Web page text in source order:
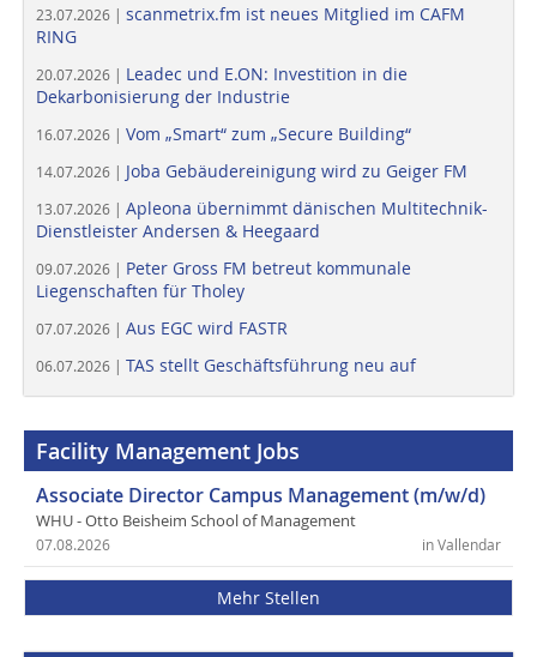
23.07.2026 | scanmetrix.fm ist neues Mitglied im CAFM
RING
20.07.2026 | Leadec und E.ON: Investition in die
Dekarbonisierung der Industrie
16.07.2026 | Vom „Smart“ zum „Secure Building“
14.07.2026 | Joba Gebäudereinigung wird zu Geiger FM
13.07.2026 | Apleona übernimmt dänischen Multitechnik-
Dienstleister Andersen & Heegaard
09.07.2026 | Peter Gross FM betreut kommunale
Liegenschaften für Tholey
07.07.2026 | Aus EGC wird FASTR
06.07.2026 | TAS stellt Geschäftsführung neu auf
Facility Management Jobs
Associate Director Campus Management (m/w/d)
WHU - Otto Beisheim School of Management
in Vallendar
07.08.2026
Mehr Stellen